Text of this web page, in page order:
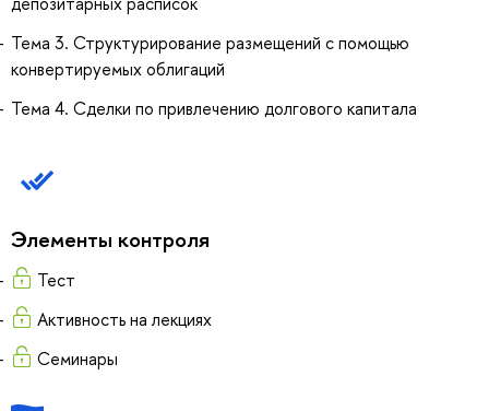
Тема 3. Структурирование размещений с помощью
конвертируемых облигаций
Тема 4. Сделки по привлечению долгового капитала
Элементы контроля
Тест
Активность на лекциях
Семинары